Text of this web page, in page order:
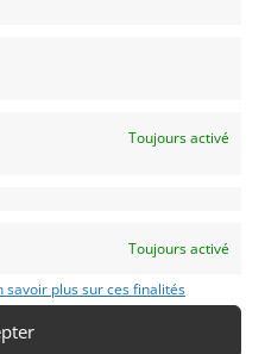
Toujours activé
Toujours activé
savoir plus sur ces finalités